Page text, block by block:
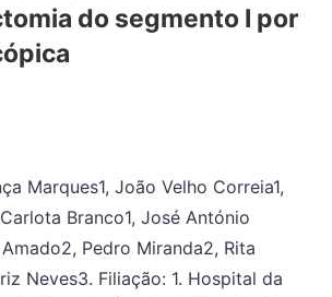
do segmento I por
Marques1, João Velho Correia1,
Branco1, José António
Pedro Miranda2, Rita
Neves3. Filiação: 1. Hospital da